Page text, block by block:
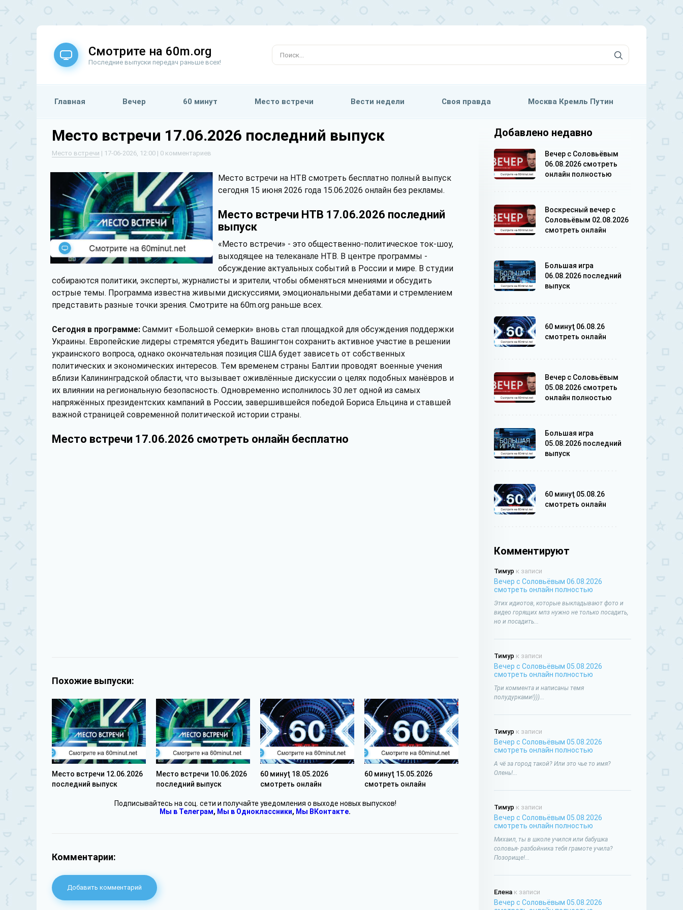
Смотрите на 60m.org
Последние выпуски передач раньше всех!
Главная Вечер 60 минут Место встречи Вести недели Своя правда Москва Кремль Путин
Место встречи 17.06.2026 последний выпуск
Место встречи | 17-06-2026, 12:00 | 0 комментариев
Место встречи на НТВ смотреть бесплатно полный выпуск
сегодня 15 июня 2026 года 15.06.2026 онлайн без рекламы.
Место встречи НТВ 17.06.2026 последний
выпуск
«Место встречи» - это общественно-политическое ток-шоу,
выходящее на телеканале НТВ. В центре программы -
обсуждение актуальных событий в России и мире. В студии
собираются политики, эксперты, журналисты и зрители, чтобы обменяться мнениями и обсудить
острые темы. Программа известна живыми дискуссиями, эмоциональными дебатами и стремлением
представить разные точки зрения. Смотрите на 60m.org раньше всех.
Сегодня в программе: Саммит «Большой семерки» вновь стал площадкой для обсуждения поддержки
Украины. Европейские лидеры стремятся убедить Вашингтон сохранить активное участие в решении
украинского вопроса, однако окончательная позиция США будет зависеть от собственных
политических и экономических интересов. Тем временем страны Балтии проводят военные учения
вблизи Калининградской области, что вызывает оживлённые дискуссии о целях подобных манёвров и
их влиянии на региональную безопасность. Одновременно исполнилось 30 лет одной из самых
напряжённых президентских кампаний в России, завершившейся победой Бориса Ельцина и ставшей
важной страницей современной политической истории страны.
Место встречи 17.06.2026 смотреть онлайн бесплатно
Похожие выпуски:
Место встречи 12.06.2026
последний выпуск
Место встречи 10.06.2026
последний выпуск
60 минуţ 18.05.2026
смотреть онлайн
60 минуţ 15.05.2026
смотреть онлайн
Подписывайтесь на соц. сети и получайте уведомления о выходе новых выпусков!
Мы в Телеграм, Мы в Одноклассники, Мы ВКонтакте.
Комментарии:
Добавить комментарий
Добавлено недавно
Вечер с Соловьёвым
06.08.2026 смотреть
онлайн полностью
Воскресный вечер с
Соловьёвым 02.08.2026
смотреть онлайн
Большая игра
06.08.2026 последний
выпуск
60 минуţ 06.08.26
смотреть онлайн
Вечер с Соловьёвым
05.08.2026 смотреть
онлайн полностью
Большая игра
05.08.2026 последний
выпуск
60 минуţ 05.08.26
смотреть онлайн
Комментируют
Тимур к записи
Вечер с Соловьёвым 06.08.2026
смотреть онлайн полностью
Этих идиотов, которые выкладывают фото и
видео горящих мпз нужно не только посадить,
но и посадить...
Тимур к записи
Вечер с Соловьёвым 05.08.2026
смотреть онлайн полностью
Три коммента и написаны темя
полудурками!)))...
Тимур к записи
Вечер с Соловьёвым 05.08.2026
смотреть онлайн полностью
А чё за город такой? Или это чье то имя?
Олень!...
Тимур к записи
Вечер с Соловьёвым 05.08.2026
смотреть онлайн полностью
Михаил, ты в школе учился или бабушка
соловья- разбойника тебя грамоте учила?
Позорище!...
Елена к записи
Вечер с Соловьёвым 05.08.2026